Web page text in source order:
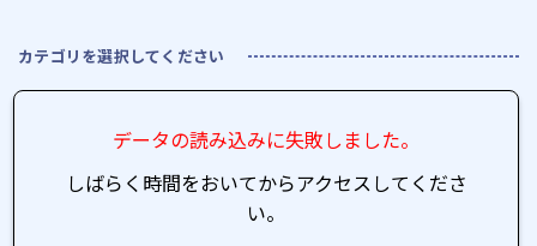
カテゴリを選択してください
データの読み込みに失敗しました。
しばらく時間をおいてからアクセスしてくださ
い。